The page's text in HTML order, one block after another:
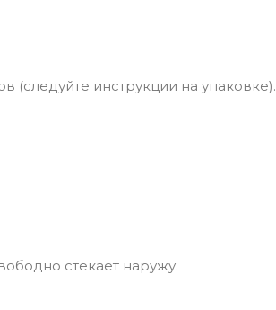
(следуйте инструкции на упаковке).
стекает наружу.